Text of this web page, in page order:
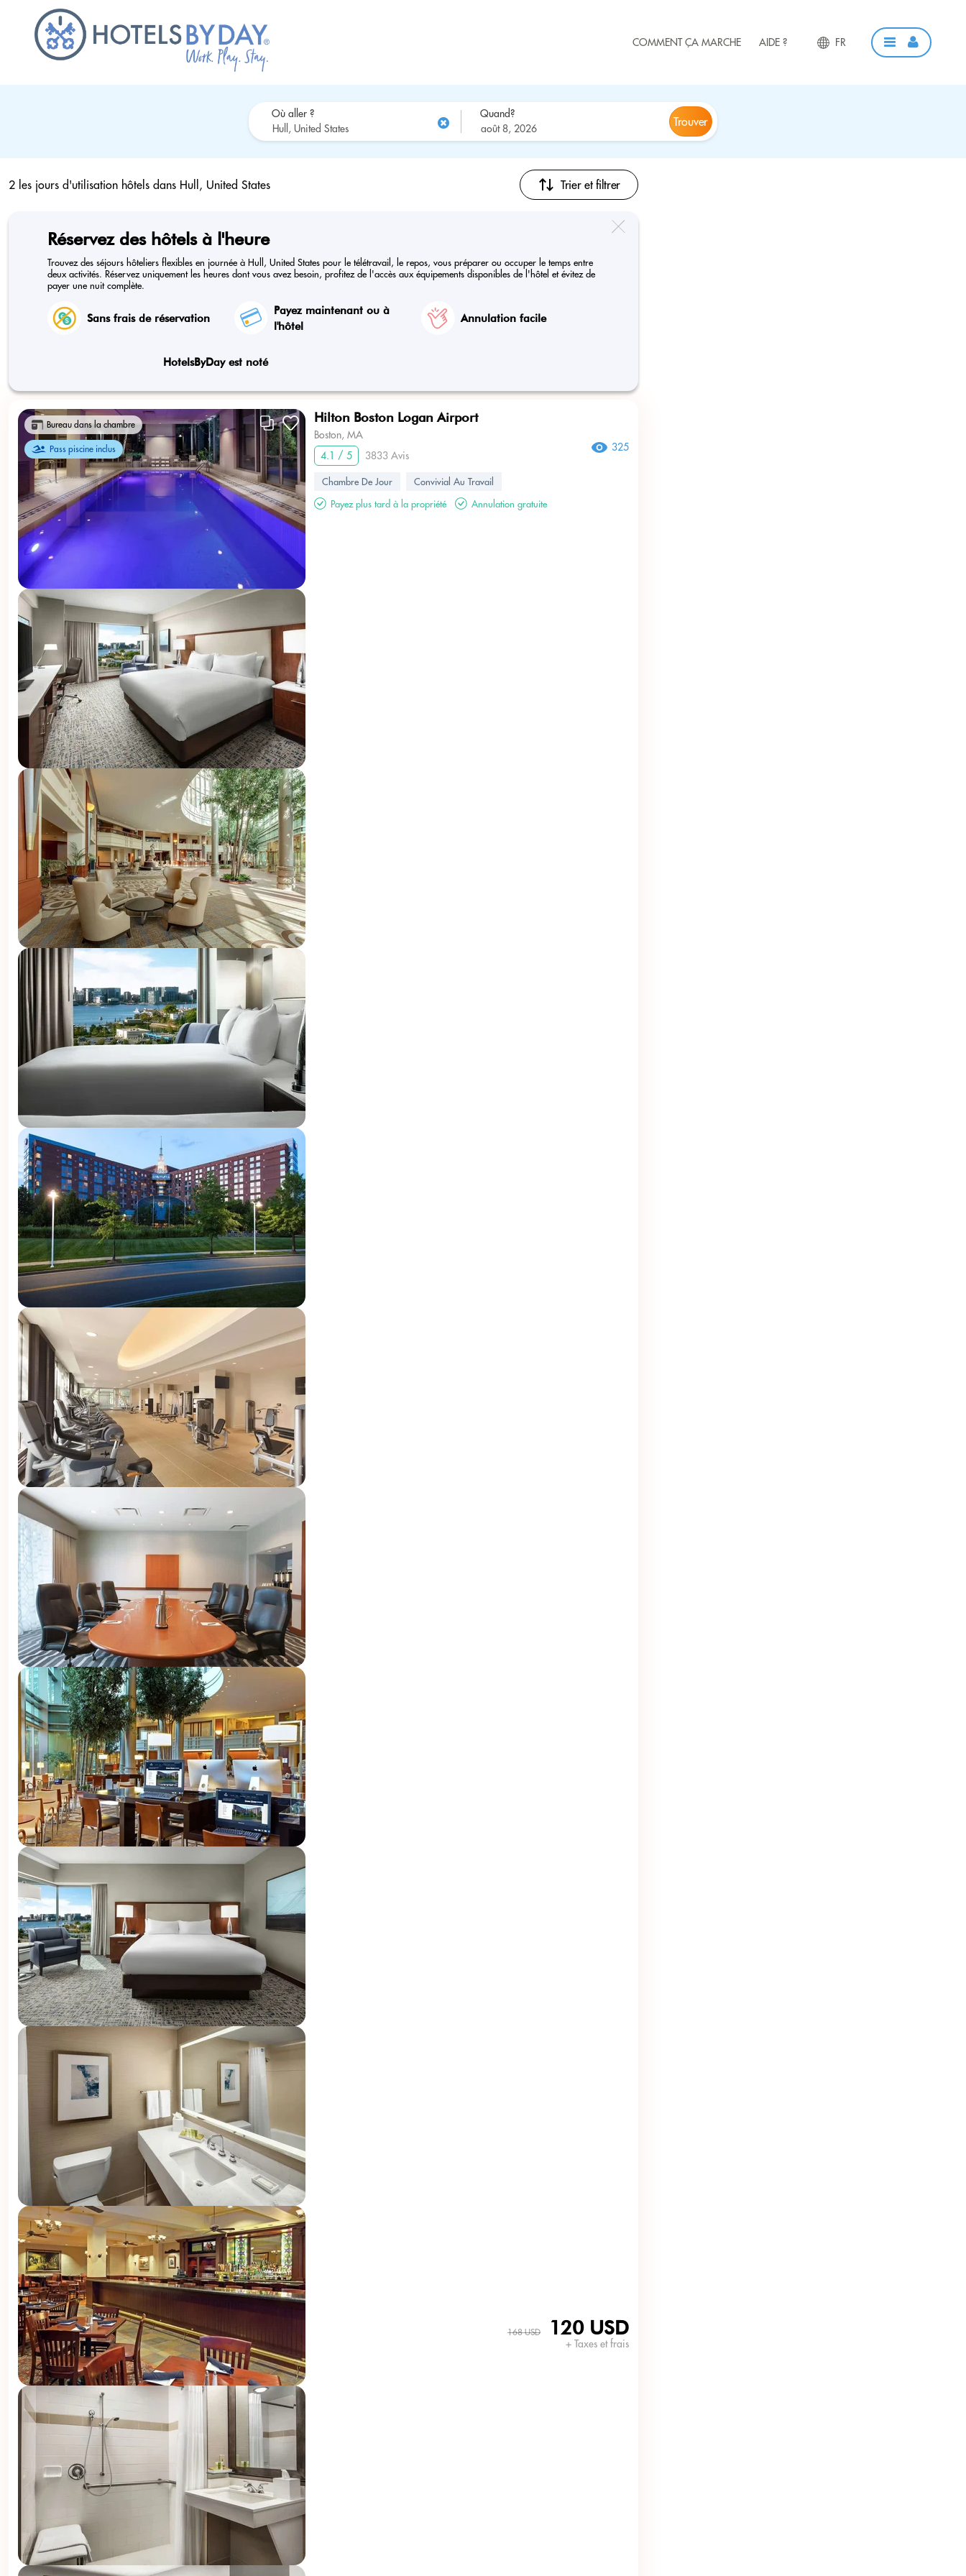
COMMENT ÇA MARCHE AIDE ? FR
Où aller ? Quand?
Trouver
2 les jours d'utilisation hôtels dans Hull, United States Trier et filtrer
Réservez des hôtels à l'heure
Trouvez des séjours hôteliers flexibles en journée à Hull, United States pour le télétravail, le repos, vous préparer ou occuper le temps entre
deux activités. Réservez uniquement les heures dont vous avez besoin, profitez de l'accès aux équipements disponibles de l'hôtel et évitez de
payer une nuit complète.
Sans frais de réservation
Payez maintenant ou à
l'hôtel
Annulation facile
HotelsByDay est noté
Bureau dans la chambre
Pass piscine inclus
Hilton Boston Logan Airport
Boston, MA
4.1 / 5
3833 Avis
325
Chambre De Jour
Convivial Au Travail
Payez plus tard à la propriété
Annulation gratuite
168 USD 120 USD
+ Taxes et frais